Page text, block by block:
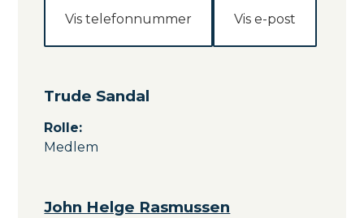
Vis telefonnummer Vis e-post
Trude Sandal
Rolle:
Medlem
John Helge Rasmussen